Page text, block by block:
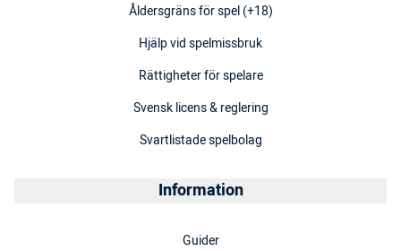
Åldersgräns för spel (+18)
Hjälp vid spelmissbruk
Rättigheter för spelare
Svensk licens & reglering
Svartlistade spelbolag
Information
Guider